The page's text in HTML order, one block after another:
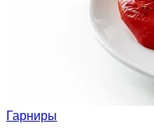
Гарниры